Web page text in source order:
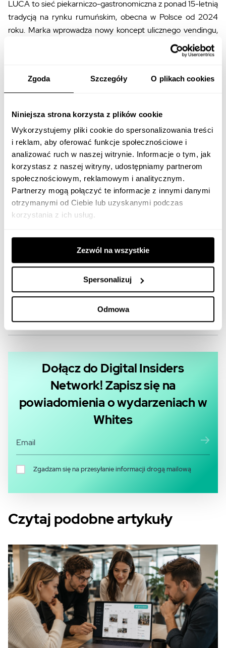
Zgoda Szczegóły O plikach cookies
Niniejsza strona korzysta z plików cookie
Wykorzystujemy pliki cookie do spersonalizowania treści
i reklam, aby oferować funkcje społecznościowe i
analizować ruch w naszej witrynie. Informacje o tym, jak
korzystasz z naszej witryny, udostępniamy partnerom
społecznościowym, reklamowym i analitycznym.
Partnerzy mogą połączyć te informacje z innymi danymi
otrzymanymi od Ciebie lub uzyskanymi podczas
korzystania z ich usług.
Zezwól na wszystkie
Spersonalizuj
Odmowa
LUCA to sieć piekarniczo-gastronomiczna z ponad 15-letnią
tradycją na rynku rumuńskim, obecna w Polsce od 2024
roku. Marka wprowadza nowy koncept ulicznego vendingu,
skierowany do dynamicznych mieszkańców miast
szukających przystępnych, kreatywnych i smacznych
stylu rzymskim, po ciepłe kanapki i rzemieślniczą kawę.
Wszystkie produkty są wytwarzane na miejscu i serwowane
szybko, z ciepłych, świeżych składników.
Filozofia marki opiera się na haśle „Dobre rzeczy, dobrze
zrobione” („Facem bun, facem bine”).
Sprawdź:
Profil na Instagramie -
https://www.instagram.com/lucabakery_pl/
Profil na Facebooku -
Profil na TikToku -https://www.tiktok.com/@lucabakery_pl
Marcin Kubik
21.05.2026
Dołącz do Digital Insiders
Network! Zapisz się na
powiadomienia o wydarzeniach w
Whites
Zgadzam się na przesyłanie informacji drogą mailową
Czytaj podobne artykuły